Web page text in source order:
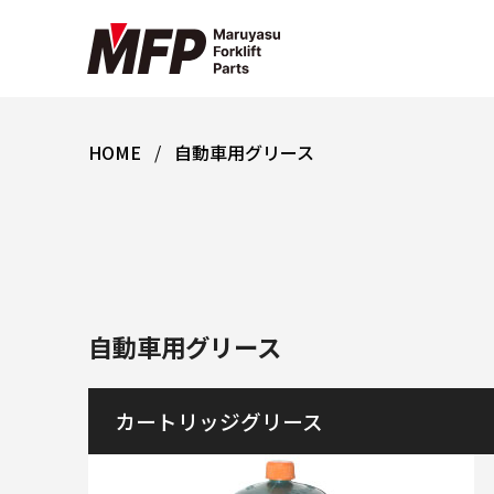
HOME 自動車用グリース
自動車用グリース
カートリッジグリース